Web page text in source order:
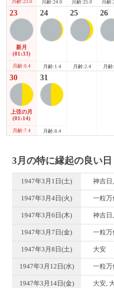
月齢:23.0 月齢:24.0 月齢:25.0 月齢
23
新月
(01:33)
月齢:0.4
24
月齢:1.4
25
月齢:2.4
26
月齢
30
上弦の月
(01:14)
月齢:7.4
31
月齢:8.4
3月の特に縁起の良い日
1947年3月1日(土) 神吉日
1947年3月4日(火) 一粒万
1947年3月6日(木) 神吉日
1947年3月7日(金) 一粒万
1947年3月8日(土) 大安
1947年3月12日(水) 一粒万
1947年3月14日(金) 大安,